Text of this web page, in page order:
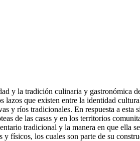
y la tradición culinaria y
que existen entre la identidad
y ríos tradicionales. En respuesta a esta
de las casas y en los territorios
tradicional y la manera en que
y físicos, los cuales son parte de su